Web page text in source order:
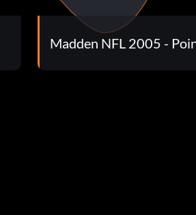
Madden NFL 2005 -